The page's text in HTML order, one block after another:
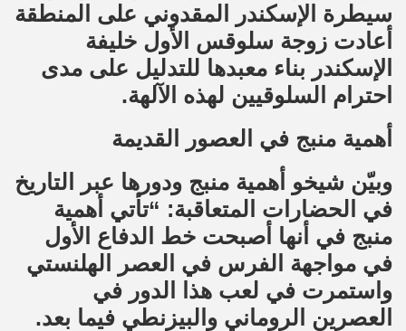
سيطرة الإسكندر المقدوني على المنطقة
أعادت زوجة سلوقس الأول خليفة
الإسكندر بناء معبدها للتدليل على مدى
احترام السلوقيين لهذه الآلهة.
أهمية منبج في العصور القديمة
وبيّن شيخو أهمية منبج ودورها عبر التاريخ
في الحضارات المتعاقبة: “تأتي أهمية
منبج في أنها أصبحت خط الدفاع الأول
في مواجهة الفرس في العصر الهلنستي
واستمرت في لعب هذا الدور في
العصرين الروماني والبيزنطي فيما بعد.